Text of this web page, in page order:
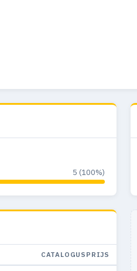
5 (100%)
CATALOGUSPRIJS